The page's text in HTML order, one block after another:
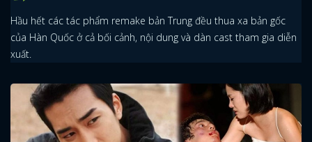
Hầu hết các tác phẩm remake bản Trung đều thua xa bản gốc
của Hàn Quốc ở cả bối cảnh, nội dung và dàn cast tham gia diễn
xuất.